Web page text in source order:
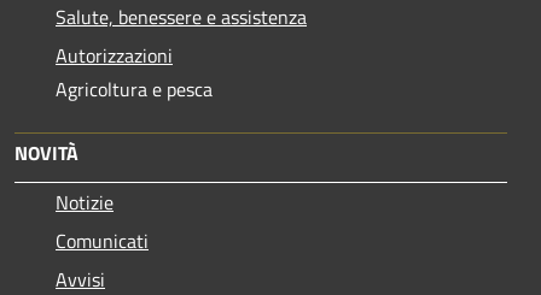
Salute, benessere e assistenza
Autorizzazioni
Agricoltura e pesca
NOVITÀ
Notizie
Comunicati
Avvisi